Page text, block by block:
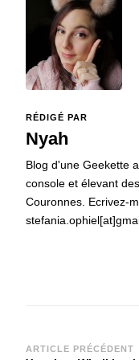
RÉDIGÉ PAR
Nyah
Blog d'une Geekette
console et élevant
Couronnes. Ecrivez-
Navigation
ARTICLE PRÉCÉDENT